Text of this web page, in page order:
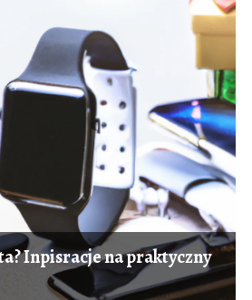
Inpisracje na praktyczny